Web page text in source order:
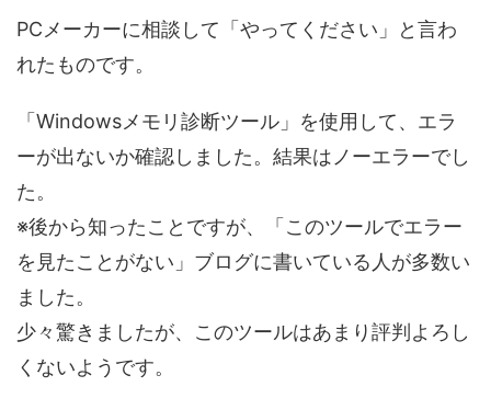
PCメーカーに相談して「やってください」と言わ
れたものです。
「Windowsメモリ診断ツール」を使用して、エラ
ーが出ないか確認しました。結果はノーエラーでし
た。
※後から知ったことですが、「このツールでエラー
を見たことがない」ブログに書いている人が多数い
ました。
少々驚きましたが、このツールはあまり評判よろし
くないようです。